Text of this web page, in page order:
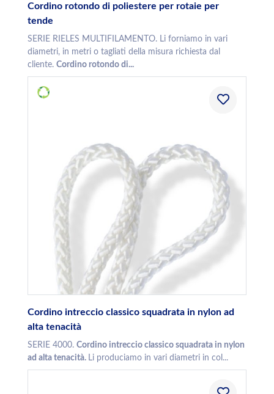
Cordino rotondo di poliestere per rotaie per
tende
SERIE RIELES MULTIFILAMENTO. Li forniamo in vari
diametri, in metri o tagliati della misura richiesta dal
cliente. Cordino rotondo di...
Cordino intreccio classico squadrata in nylon ad
alta tenacità
SERIE 4000. Cordino intreccio classico squadrata in nylon
ad alta tenacità. Li produciamo in vari diametri in col...